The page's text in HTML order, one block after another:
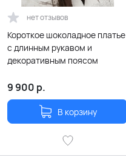
нет отзывов
Короткое шоколадное платье
с длинным рукавом и
декоративным поясом
9 900 р.
В корзину